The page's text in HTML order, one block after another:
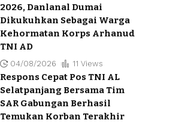
2026, Danlanal Dumai
Dikukuhkan Sebagai Warga
Kehormatan Korps Arhanud
TNI AD
04/08/2026 11 Views
Respons Cepat Pos TNI AL
Selatpanjang Bersama Tim
SAR Gabungan Berhasil
Temukan Korban Terakhir